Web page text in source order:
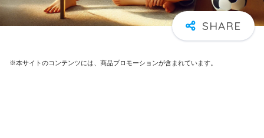
※本サイトのコンテンツには、商品プロモーションが含まれています。